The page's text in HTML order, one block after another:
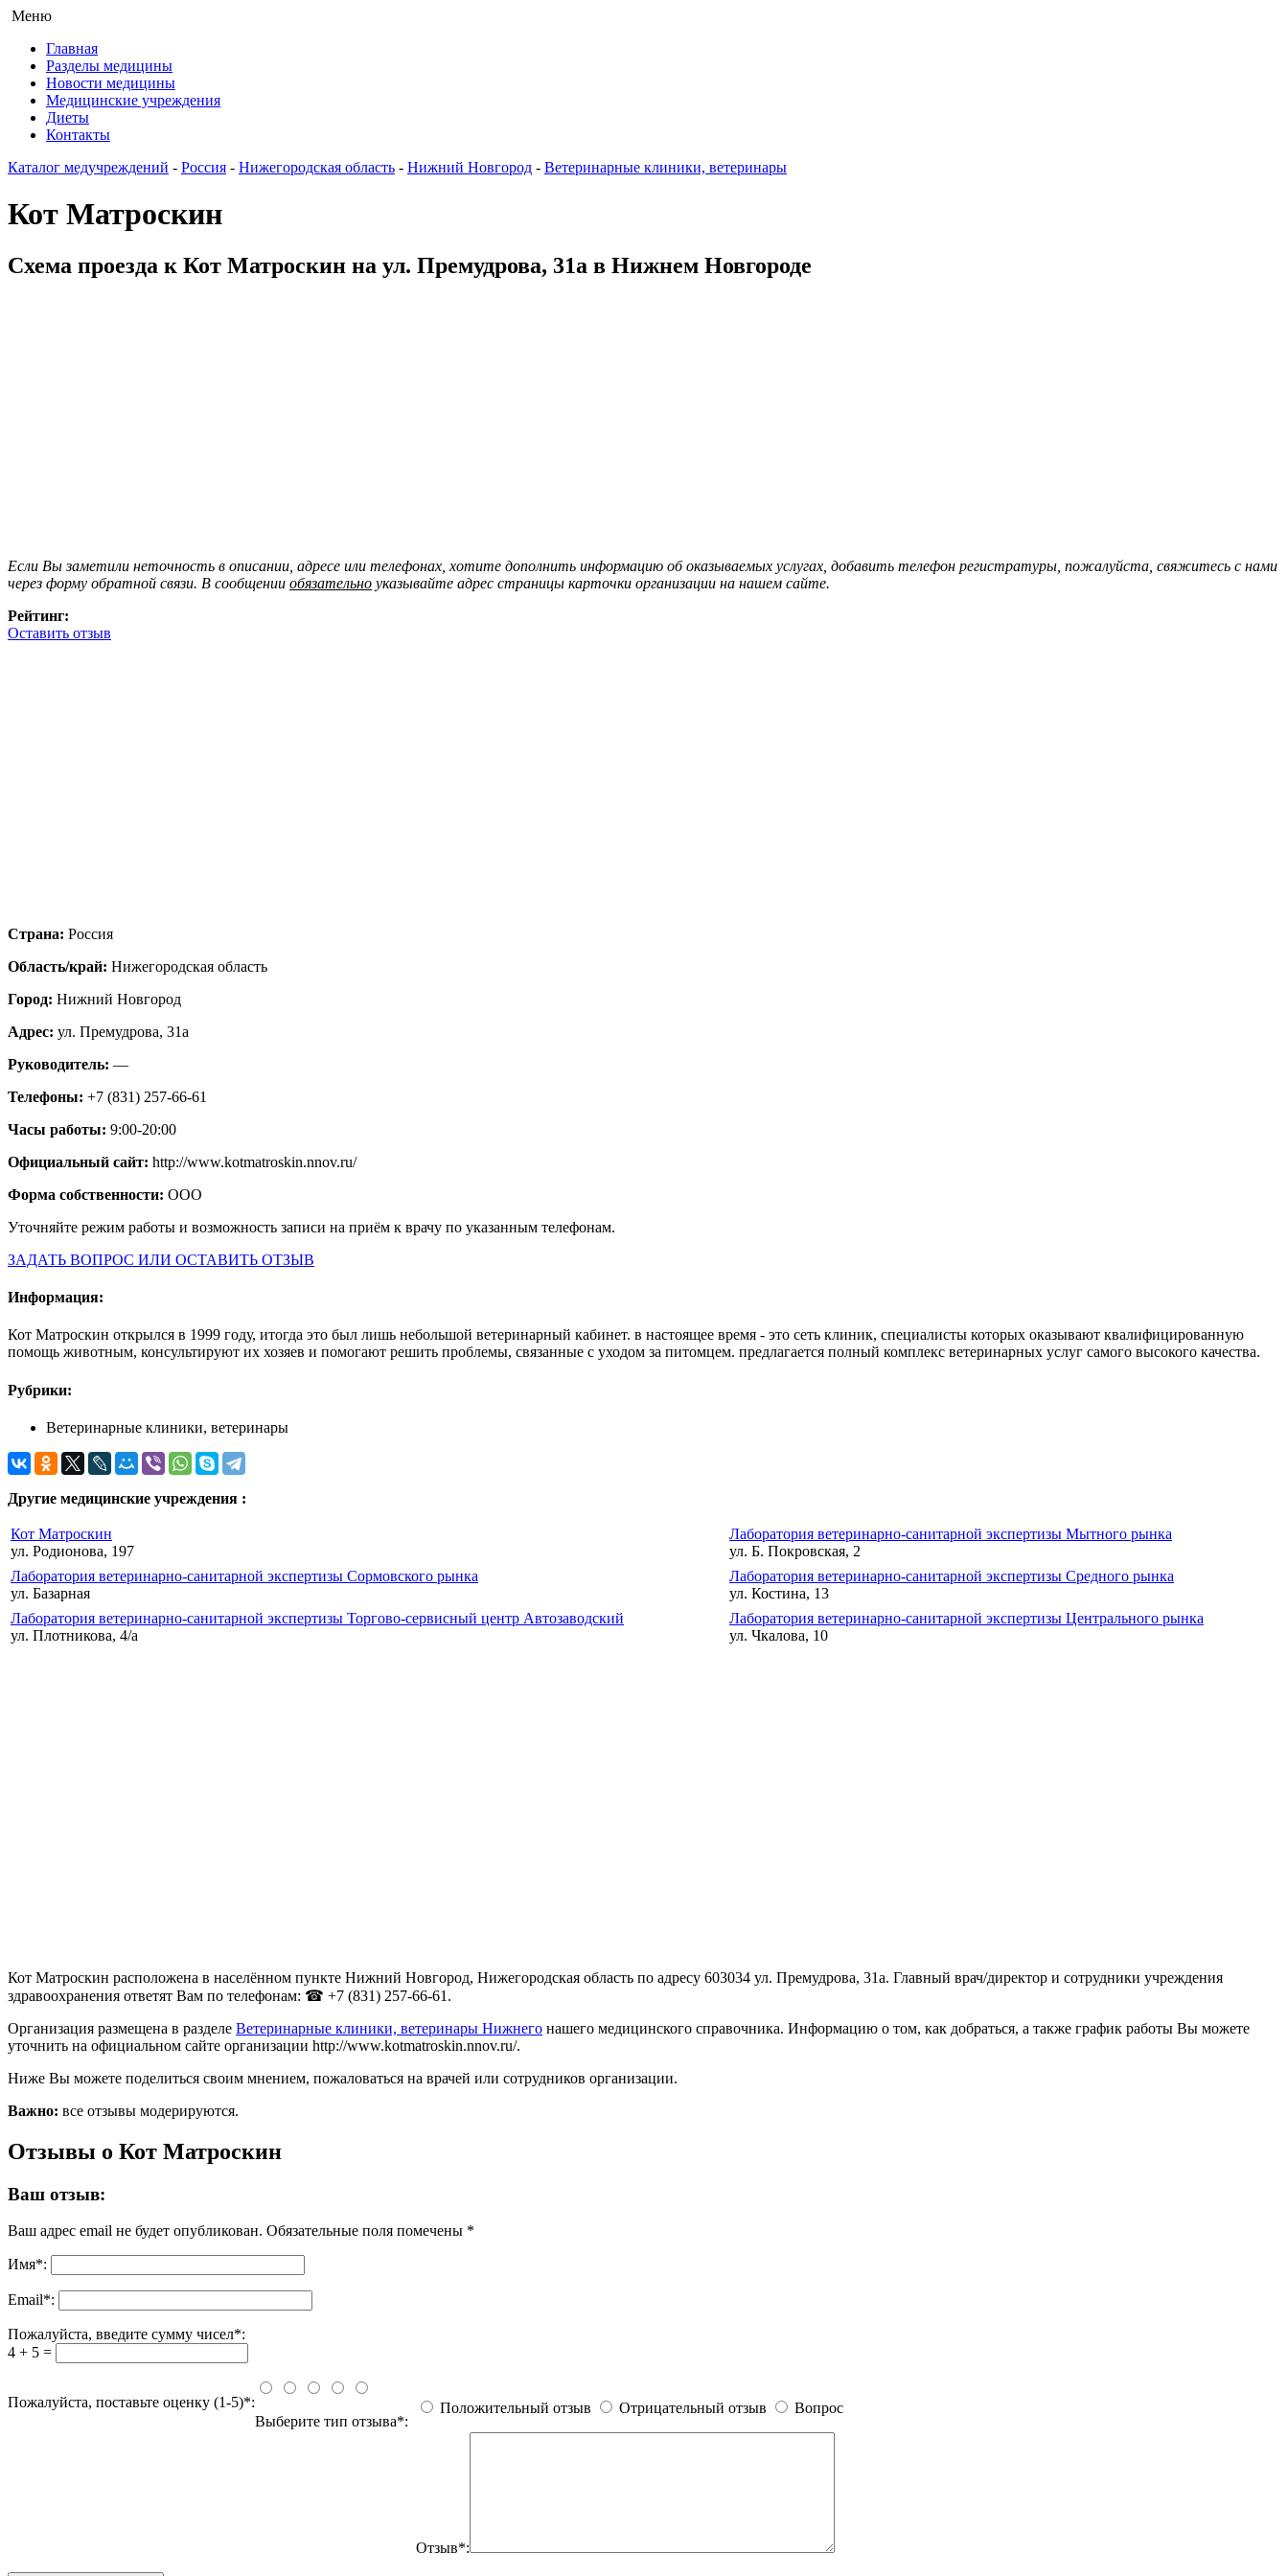
Меню
Главная
Разделы медицины
Новости медицины
Медицинские учреждения
Диеты
Контакты
Каталог медучреждений - Россия - Нижегородская область - Нижний Новгород - Ветеринарные клиники, ветеринары
Кот Матроскин
Схема проезда к Кот Матроскин на ул. Премудрова, 31а в Нижнем Новгороде
Если Вы заметили неточность в описании, адресе или телефонах, хотите дополнить информацию об оказываемых услугах, добавить телефон регистратуры, пожалуйста, свяжитесь с нами
через форму обратной связи. В сообщении обязательно указывайте адрес страницы карточки организации на нашем сайте.
Рейтинг:
Оставить отзыв
Страна: Россия
Область/край: Нижегородская область
Город: Нижний Новгород
Адрес: ул. Премудрова, 31а
Руководитель: —
Телефоны: +7 (831) 257-66-61
Часы работы: 9:00-20:00
Официальный сайт: http://www.kotmatroskin.nnov.ru/
Форма собственности: ООО
Уточняйте режим работы и возможность записи на приём к врачу по указанным телефонам.
ЗАДАТЬ ВОПРОС ИЛИ ОСТАВИТЬ ОТЗЫВ
Информация:
Кот Матроскин открылся в 1999 году, итогда это был лишь небольшой ветеринарный кабинет. в настоящее время - это сеть клиник, специалисты которых оказывают квалифицированную
помощь животным, консультируют их хозяев и помогают решить проблемы, связанные с уходом за питомцем. предлагается полный комплекс ветеринарных услуг самого высокого качества.
Рубрики:
Ветеринарные клиники, ветеринары
Другие медицинские учреждения :
Кот Матроскин
ул. Родионова, 197
Лаборатория ветеринарно-санитарной экспертизы Мытного рынка
ул. Б. Покровская, 2
Лаборатория ветеринарно-санитарной экспертизы Сормовского рынка
ул. Базарная
Лаборатория ветеринарно-санитарной экспертизы Средного рынка
ул. Костина, 13
Лаборатория ветеринарно-санитарной экспертизы Торгово-сервисный центр Автозаводский
ул. Плотникова, 4/а
Лаборатория ветеринарно-санитарной экспертизы Центрального рынка
ул. Чкалова, 10
Кот Матроскин расположена в населённом пункте Нижний Новгород, Нижегородская область по адресу 603034 ул. Премудрова, 31а. Главный врач/директор и сотрудники учреждения
здравоохранения ответят Вам по телефонам: ☎ +7 (831) 257-66-61.
Организация размещена в разделе Ветеринарные клиники, ветеринары Нижнего нашего медицинского справочника. Информацию о том, как добраться, а также график работы Вы можете
уточнить на официальном сайте организации http://www.kotmatroskin.nnov.ru/.
Ниже Вы можете поделиться своим мнением, пожаловаться на врачей или сотрудников организации.
Важно: все отзывы модерируются.
Отзывы о Кот Матроскин
Ваш отзыв:
Ваш адрес email не будет опубликован. Обязательные поля помечены *
Имя*:
Email*:
Пожалуйста, введите сумму чисел*:
4 + 5 =
Пожалуйста, поставьте оценку (1-5)*:
Выберите тип отзыва*:
Положительный отзыв Отрицательный отзыв Вопрос
Отзыв*: